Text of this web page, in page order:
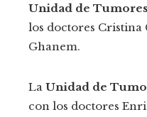
Unidad de
los doctores Cristina
Ghanem.
La Unidad de
con los doctores